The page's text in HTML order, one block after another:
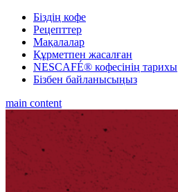
Біздің кофе
Рецепттер
Мақалалар
Құрметпен жасалған
NESCAFÉ® кофесінің тарихы
Бізбен байланысыңыз
main content